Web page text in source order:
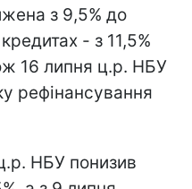
з 9,5% до
- з 11,5%
16 липня ц.р. НБУ
рефінансування
НБУ понизив